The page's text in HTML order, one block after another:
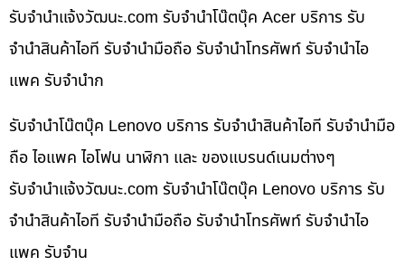
รับจํานําแจ้งวัฒนะ.com รับจำนำโน๊ตบุ๊ค Acer บริการ รับ
จำนำสินค้าไอที รับจำนำมือถือ รับจำนำโทรศัพท์ รับจำนำไอ
แพค รับจำนำก
รับจำนำโน๊ตบุ๊ค Lenovo บริการ รับจำนำสินค้าไอที รับจำนำมือ
ถือ ไอแพค ไอโฟน นาฬิกา และ ของแบรนด์เนมต่างๆ
รับจํานําแจ้งวัฒนะ.com รับจำนำโน๊ตบุ๊ค Lenovo บริการ รับ
จำนำสินค้าไอที รับจำนำมือถือ รับจำนำโทรศัพท์ รับจำนำไอ
แพค รับจำน